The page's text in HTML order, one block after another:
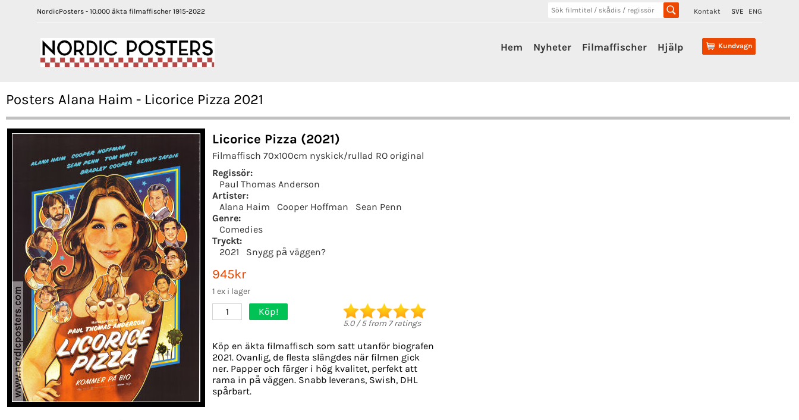
NordicPosters - 10.000 äkta filmaffischer 1915-2022 Kontakt SVE ENG
Kundvagn
Hem Nyheter Filmaffischer Hjälp
Posters Alana Haim - Licorice Pizza 2021
Licorice Pizza (2021)
Filmaffisch 70x100cm nyskick/rullad RO original
Regissör:
Paul Thomas Anderson
Artister:
Alana Haim
Cooper Hoffman
Sean Penn
Genre:
Comedies
Tryckt:
2021
Snygg på väggen?
945kr
1 ex i lager
1 Köp!
5.0/5from 7ratings
Köp en äkta filmaffisch som satt utanför biografen
2021. Ovanlig, de flesta slängdes när filmen gick
ner. Papper och färger i hög kvalitet, perfekt att
rama in på väggen. Snabb leverans, Swish, DHL
spårbart.